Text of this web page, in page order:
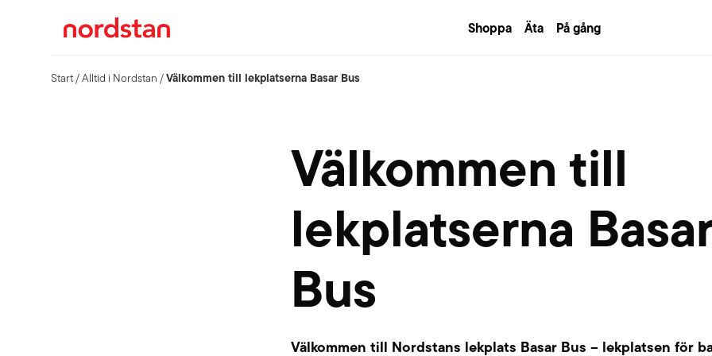
Shoppa Äta På gång
Start/Alltid i Nordstan /Välkommen till lekplatserna Basar Bus
Välkommen till
lekplatserna
Bus
Välkommen till Nordstans lekplats Basar Bus – lekplatsen för